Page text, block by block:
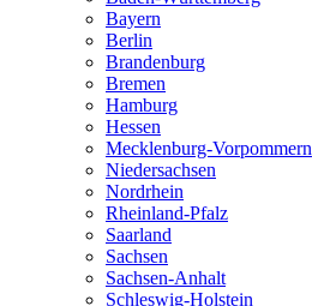
Bayern
Berlin
Brandenburg
Bremen
Hamburg
Hessen
Mecklenburg-Vorpommern
Niedersachsen
Nordrhein
Rheinland-Pfalz
Saarland
Sachsen
Sachsen-Anhalt
Schleswig-Holstein